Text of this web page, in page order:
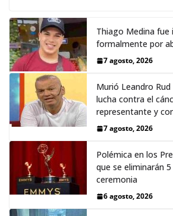
Thiago Medina fue
formalmente por
7 agosto, 2026
Murió Leandro
lucha contra el
representante y
7 agosto, 2026
Polémica en los
que se eliminarán
ceremonia
6 agosto, 2026